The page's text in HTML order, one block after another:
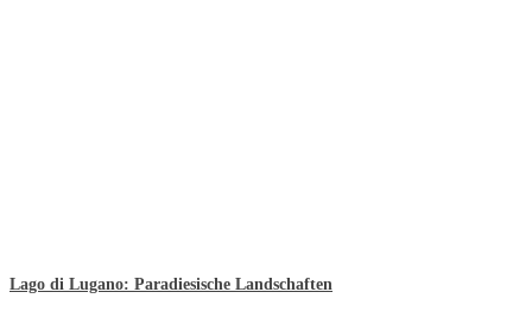
Lago di Lugano: Paradiesische Landschaften